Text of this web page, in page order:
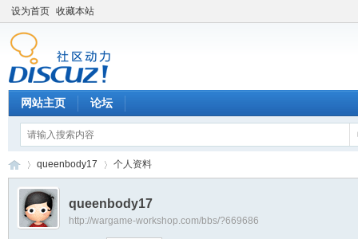
设为首页 收藏本站
网站主页 论坛
›
queenbody17 个人资料
queenbody17
http://wargame-workshop.com/bbs/?669686